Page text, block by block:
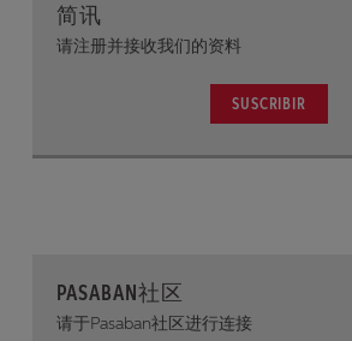
简讯
请注册并接收我们的资料
SUSCRIBIR
PASABAN社区
请于Pasaban社区进行连接